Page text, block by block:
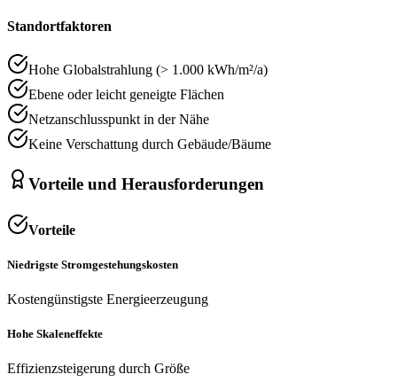
Standortfaktoren
Hohe Globalstrahlung (> 1.000 kWh/m²/a)
Ebene oder leicht geneigte Flächen
Netzanschlusspunkt in der Nähe
Keine Verschattung durch Gebäude/Bäume
Vorteile und Herausforderungen
Vorteile
Niedrigste Stromgestehungskosten
Kostengünstigste Energieerzeugung
Hohe Skaleneffekte
Effizienzsteigerung durch Größe